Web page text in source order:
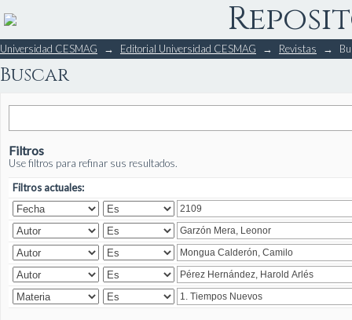
Buscar
Universidad CESMAG → Editorial Universidad CESMAG → Revistas →
Buscar
Filtros
Use filtros para refinar sus resultados.
Filtros actuales: